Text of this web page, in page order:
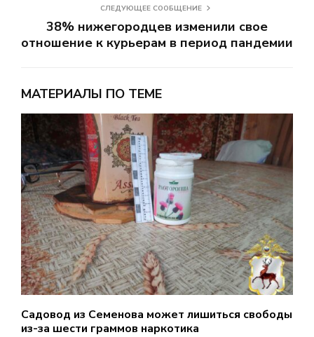
СЛЕДУЮЩЕЕ СООБЩЕНИЕ
38% нижегородцев изменили свое
отношение к курьерам в период пандемии
МАТЕРИАЛЫ ПО ТЕМЕ
Садовод из Семенова может лишиться свободы
из-за шести граммов наркотика